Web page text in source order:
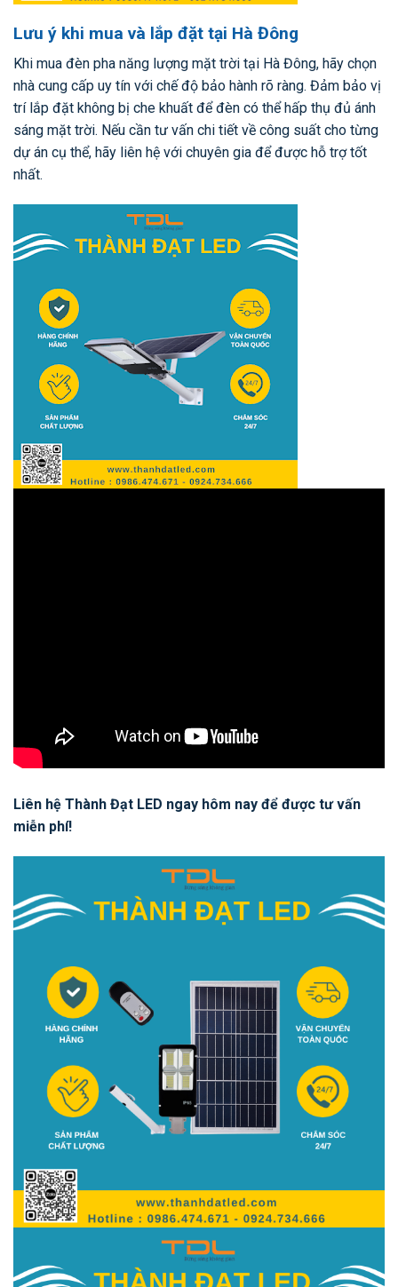
Lưu ý khi mua và lắp đặt tại Hà Đông
Khi mua đèn pha năng lượng mặt trời tại Hà Đông, hãy chọn
nhà cung cấp uy tín với chế độ bảo hành rõ ràng. Đảm bảo vị
trí lắp đặt không bị che khuất để đèn có thể hấp thụ đủ ánh
sáng mặt trời. Nếu cần tư vấn chi tiết về công suất cho từng
dự án cụ thể, hãy liên hệ với chuyên gia để được hỗ trợ tốt
nhất.
Liên hệ Thành Đạt LED ngay hôm nay để được tư vấn
miễn phí!